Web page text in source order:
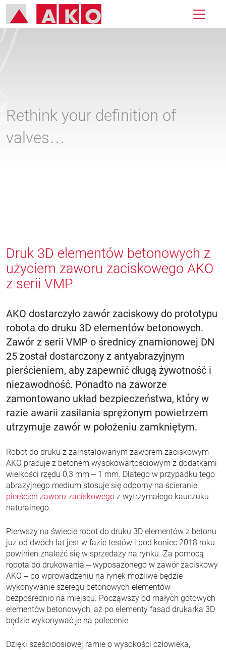
Rethink your definition of
valves…
Druk 3D elementów betonowych z
użyciem zaworu zaciskowego AKO
z serii VMP
AKO dostarczyło zawór zaciskowy do prototypu
robota do druku 3D elementów betonowych.
Zawór z serii VMP o średnicy znamionowej DN
25 został dostarczony z antyabrazyjnym
pierścieniem, aby zapewnić długą żywotność i
niezawodność. Ponadto na zaworze
zamontowano układ bezpieczeństwa, który w
razie awarii zasilania sprężonym powietrzem
utrzymuje zawór w położeniu zamkniętym.
Robot do druku z zainstalowanym zaworem zaciskowym
AKO pracuje z betonem wysokowartościowym z dodatkami
wielkości rzędu 0,3 mm – 1 mm. Dlatego w przypadku tego
abrazyjnego medium stosuje się odporny na ścieranie
pierścień zaworu zaciskowego z wytrzymałego kauczuku
naturalnego.
Pierwszy na świecie robot do druku 3D elementów z betonu
już od dwóch lat jest w fazie testów i pod koniec 2018 roku
powinien znaleźć się w sprzedaży na rynku. Za pomocą
robota do drukowania – wyposażonego w zawór zaciskowy
AKO – po wprowadzeniu na rynek możliwe będzie
wykonywanie szeregu betonowych elementów
bezpośrednio na miejscu. Począwszy od małych gotowych
elementów betonowych, aż po elementy fasad drukarka 3D
będzie wykonywać je na polecenie.
Dzięki sześcioosiowej ramie o wysokości człowieka,